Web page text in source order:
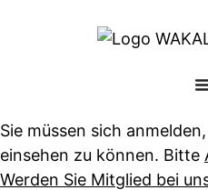
Sie müssen sich
einsehen zu können. Bitte
Werden Sie Mitglied bei